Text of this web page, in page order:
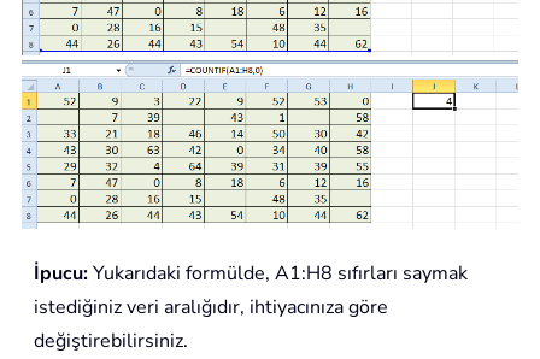
İpucu:Yukarıdaki formülde, A1:H8 sıfırları saymak
istediğiniz veri aralığıdır, ihtiyacınıza göre
değiştirebilirsiniz.